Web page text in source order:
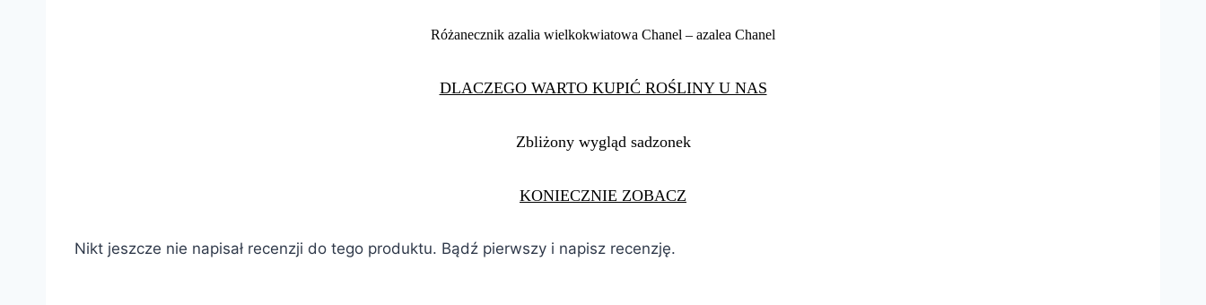
Różanecznik azalia wielkokwiatowa Chanel – azalea Chanel
DLACZEGO WARTO KUPIĆ ROŚLINY U NAS
Zbliżony wygląd sadzonek
KONIECZNIE ZOBACZ
Nikt jeszcze nie napisał recenzji do tego produktu. Bądź pierwszy i napisz recenzję.